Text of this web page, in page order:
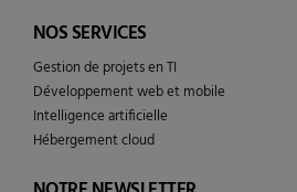
NOS SERVICES
Gestion de projets en TI
Développement web et mobile
Intelligence artificielle
Hébergement cloud